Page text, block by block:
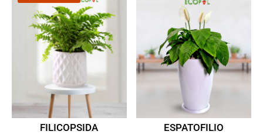
FILICOPSIDA ESPATOFILIO